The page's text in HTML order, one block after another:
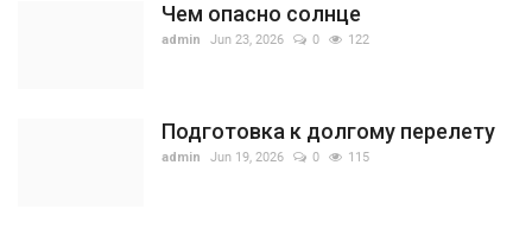
Чем опасно солнце
admin Jun 23, 2026 0 122
Подготовка к долгому перелету
admin Jun 19, 2026 0 115